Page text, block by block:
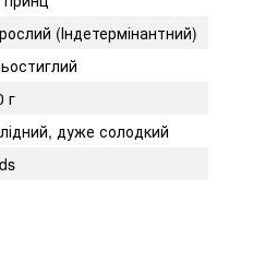
(Індетермінантний)
г
дуже солодкий